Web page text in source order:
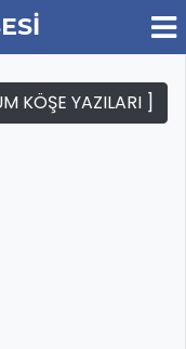
KÖŞE YAZILARI ]